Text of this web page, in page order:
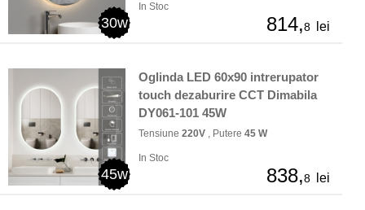
30w
In Stoc
814,8 lei
45w
Oglinda LED 60x90 intrerupator
touch dezaburire CCT Dimabila
DY061-101 45W
Tensiune 220V , Putere 45 W
In Stoc
838,8 lei